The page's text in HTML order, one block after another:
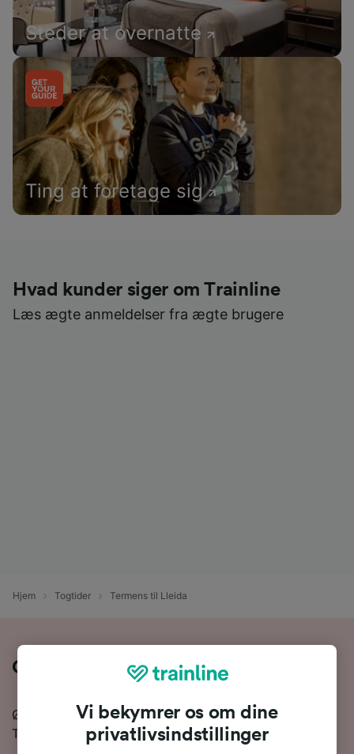
Steder at overnatte
Ting at foretage sig
Hvad kunder siger om Trainline
Læs ægte anmeldelser fra ægte brugere
Hjem Togtider Termens til Lleida
Om togrejsen fra Termens til Lleida
Ønsker du at finde ud af mere om at tage toget fra
Termens til Lleida? Så er du kommet til det rette sted.
Vi bekymrer os om dine
privatlivsindstillinger